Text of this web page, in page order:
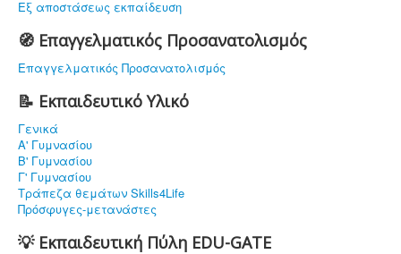
Εξ αποστάσεως εκπαίδευση
🧭 Επαγγελματικός Προσανατολισμός
Επαγγελματικός Προσανατολισμός
📝 Εκπαιδευτικό Υλικό
Γενικά
Α' Γυμνασίου
Β' Γυμνασίου
Γ' Γυμνασίου
Τράπεζα θεμάτων Skills4Life
Πρόσφυγες-μετανάστες
💡 Εκπαιδευτική Πύλη EDU-GATE